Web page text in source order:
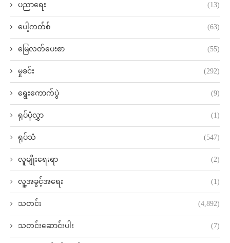
ပညာရေး (13)
ပေါ့ကတ်စ် (63)
မြေလတ်ပေးစာ (55)
မှုခင်း (292)
ရွေးကောက်ပွဲ (9)
ရုပ်ပုံလွှာ (1)
ရုပ်သံ (547)
လူမျိုးရေးရာ (2)
လူ့အခွင့်အရေး (1)
သတင်း (4,892)
သတင်းဆောင်းပါး (7)